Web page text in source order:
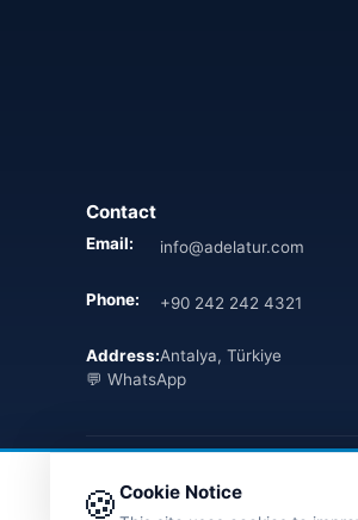
Contact
Email: info@adelatur.com
Phone: +90 242 242 4321
Address:Antalya, Türkiye
💬 WhatsApp
TÜRSAB Dijital Doğrulama
🍪 Cookie Notice